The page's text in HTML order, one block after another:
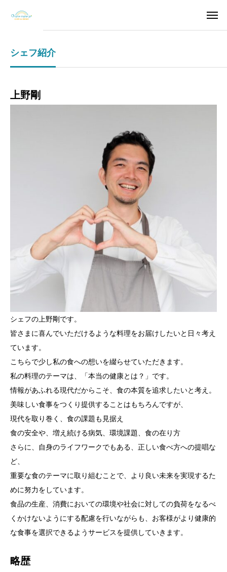
シェフ紹介
上野剛
シェフの上野剛です。
皆さまに喜んでいただけるような料理をお届けしたいと日々考え
ています。
こちらで少し私の食への想いを綴らせていただきます。
私の料理のテーマは、「本当の健康とは？」です。
情報があふれる現代だからこそ、食の本質を追求したいと考え。
美味しい食事をつくり提供することはもちろんですが、
現代を取り巻く、食の課題も見据え
食の安全や、増え続ける病気、環境課題、食の在り方
さらに、自身のライフワークでもある、正しい食べ方への提唱な
ど、
重要な食のテーマに取り組むことで、より良い未来を実現するた
めに努力をしています。
食品の生産、消費においての環境や社会に対しての負荷をなるべ
くかけないようにする配慮を行いながらも、お客様がより健康的
な食事を選択できるようサービスを提供していきます。
略歴